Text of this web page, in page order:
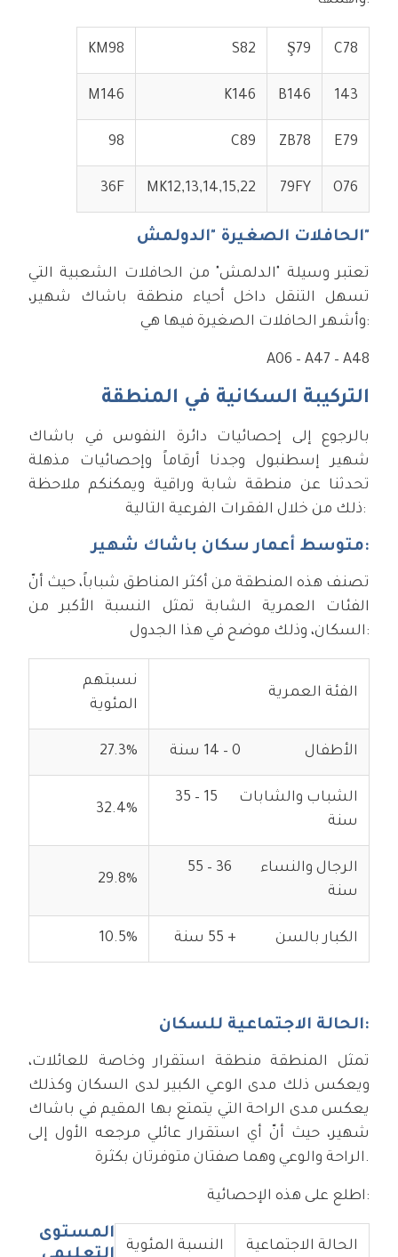
78
C
79
Ş
82
S
98
KM
143
146
B
146
K
146
M
79
E
78
ZB
89
C
98
76
O
79FY
MK12,13,14,15,22
36F
الحافلات الصغيرة "الدولمش"
تعتبر وسيلة "الدلمش" من الحافلات الشعبية التي
تسهل التنقل داخل أحياء منطقة باشاك شهير،
وأشهر الحافلات الصغيرة فيها هي:
A06 – A47 – A48
التركيبة السكانية في المنطقة
بالرجوع إلى إحصائيات دائرة النفوس في باشاك
شهير إسطنبول وجدنا أرقاماً وإحصائيات مذهلة
تحدثنا عن منطقة شابة وراقية ويمكنكم ملاحظة
ذلك من خلال الفقرات الفرعية التالية:
متوسط أعمار سكان باشاك شهير:
تصنف هذه المنطقة من أكثر المناطق شباباً، حيث أنّ
الفئات العمرية الشابة تمثل النسبة الأكبر من
السكان، وذلك موضح في هذا الجدول:
الفئة العمرية
نسبتهم
المئوية
الأطفال 0 – 14 سنة 27.3%
الشباب والشابات 15 – 35
سنة
32.4%
الرجال والنساء 36 – 55
سنة
29.8%
الكبار بالسن + 55 سنة 10.5%
الحالة الاجتماعية للسكان:
تمثل المنطقة منطقة استقرار وخاصة للعائلات،
ويعكس ذلك مدى الوعي الكبير لدى السكان وكذلك
يعكس مدى الراحة التي يتمتع بها المقيم في باشاك
شهير، حيث أنّ أي استقرار عائلي مرجعه الأول إلى
الراحة والوعي وهما صفتان متوفرتان بكثرة.
اطلع على هذه الإحصائية:
الحالة الاجتماعية النسبة المئوية
المستوى